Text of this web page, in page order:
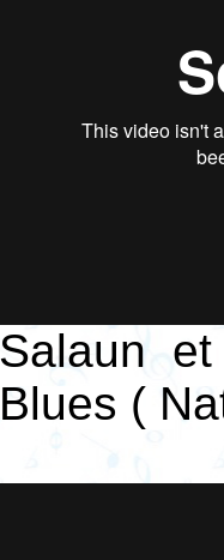
Salaun
Blues (